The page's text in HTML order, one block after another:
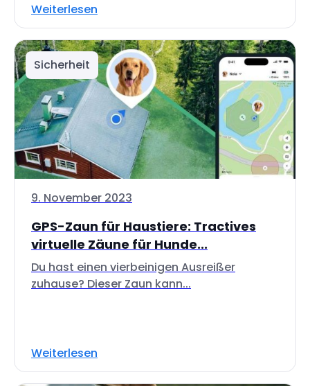
Weiterlesen
Sicherheit
9. November 2023
GPS-Zaun für Haustiere: Tractives
virtuelle Zäune für Hunde...
Du hast einen vierbeinigen Ausreißer
zuhause? Dieser Zaun kann...
Weiterlesen